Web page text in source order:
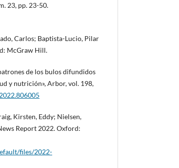
23, pp. 23-50.
Carlos; Baptista-Lucio, Pilar
McGraw Hill.
de los bulos difundidos
y nutrición», Arbor, vol. 198,
Kirsten, Eddy; Nielsen,
Report 2022. Oxford:
files/2022-